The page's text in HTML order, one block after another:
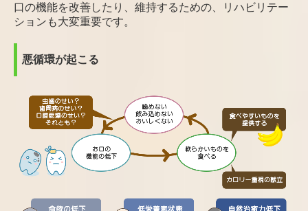
口の機能を改善したり、維持するための、リハビリテー
ションも大変重要です。
悪循環が起こる